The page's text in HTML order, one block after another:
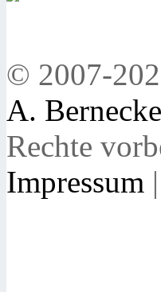
© 2007-
A.
Rechte
Impressum |